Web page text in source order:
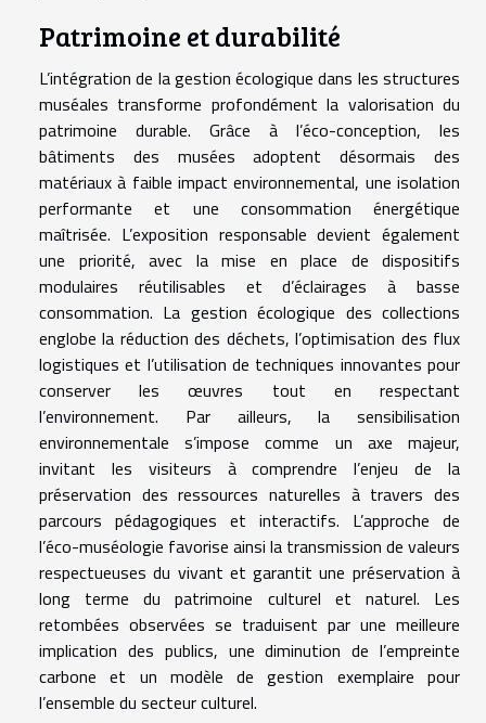
Patrimoine et durabilité
L’intégration de la gestion écologique dans les structures
muséales transforme profondément la valorisation du
patrimoine durable. Grâce à l’éco-conception, les
bâtiments des musées adoptent désormais des
matériaux à faible impact environnemental, une isolation
performante et une consommation énergétique
maîtrisée. L’exposition responsable devient également
une priorité, avec la mise en place de dispositifs
modulaires réutilisables et d’éclairages à basse
consommation. La gestion écologique des collections
englobe la réduction des déchets, l’optimisation des flux
logistiques et l’utilisation de techniques innovantes pour
conserver les œuvres tout en respectant
l’environnement. Par ailleurs, la sensibilisation
environnementale s’impose comme un axe majeur,
invitant les visiteurs à comprendre l’enjeu de la
préservation des ressources naturelles à travers des
parcours pédagogiques et interactifs. L’approche de
l’éco-muséologie favorise ainsi la transmission de valeurs
respectueuses du vivant et garantit une préservation à
long terme du patrimoine culturel et naturel. Les
retombées observées se traduisent par une meilleure
implication des publics, une diminution de l’empreinte
carbone et un modèle de gestion exemplaire pour
l’ensemble du secteur culturel.